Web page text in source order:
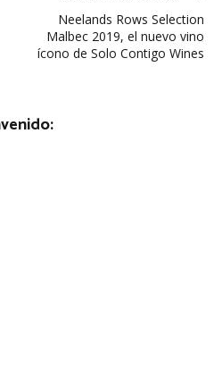
Neelands Rows Selection
Malbec 2019, el nuevo vino
ícono de Solo Contigo Wines